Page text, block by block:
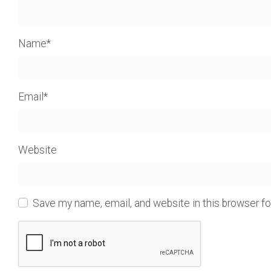
Name*
Email *
Website
Save my name, email, and website in this browser